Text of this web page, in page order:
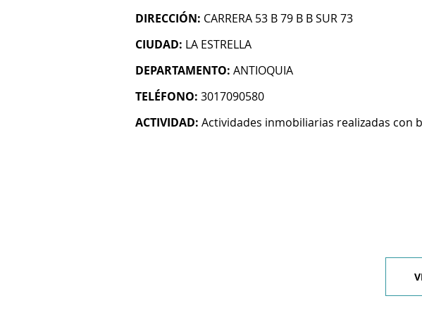
DIRECCIÓN: CARRERA 53 B 79 B B SUR 73
CIUDAD: LA ESTRELLA
DEPARTAMENTO: ANTIOQUIA
TELÉFONO: 3017090580
ACTIVIDAD: Actividades inmobiliarias realizadas con